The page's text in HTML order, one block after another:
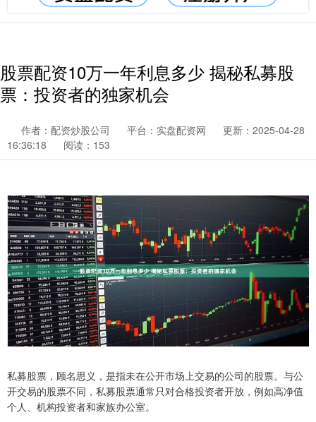
股票配资10万一年利息多少 揭秘私募股
票：投资者的独家机会
作者：配资炒股公司 平台：实盘配资网
更新：2025-04-28
16:36:18
阅读：153
私募股票，顾名思义，是指未在公开市场上交易的公司的股票。与公
开交易的股票不同，私募股票通常只对合格投资者开放，例如高净值
个人、机构投资者和家族办公室。